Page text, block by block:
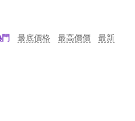
最底價格 最高價價 最新